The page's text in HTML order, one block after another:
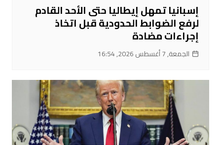
إسبانيا تمهل إيطاليا حتى الأحد القادم
لرفع الضوابط الحدودية قبل اتخاذ
إجراءات مضادة
الجمعة, 7 أغسطس 2026, 16:54